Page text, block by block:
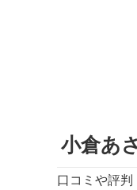
小倉あ
口コミや評判